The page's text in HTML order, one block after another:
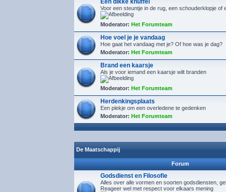
Een dikke knuffel
Voor een steuntje in de rug, een schouderklopje of
Moderator: Het Forumteam
Hoe voel je je vandaag
Hoe gaat het vandaag met je? Of hoe was je dag?
Moderator: Het Forumteam
Brand een kaarsje
Als je voor iemand een kaarsje wilt branden
Moderator: Het Forumteam
Herdenkingsplaats
Een plekje om een overledene te gedenken
Moderator: Het Forumteam
De Maatschappij
Forum
Godsdienst en Filosofie
Alles over alle vormen en soorten godsdiensten,
Reageer wel met respect voor elkaars mening